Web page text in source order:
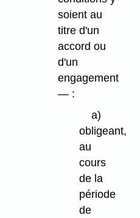
soient au
titre d'un
accord ou
d'un
engagement
— :
a)
obligeant,
au
cours
de la
période
de